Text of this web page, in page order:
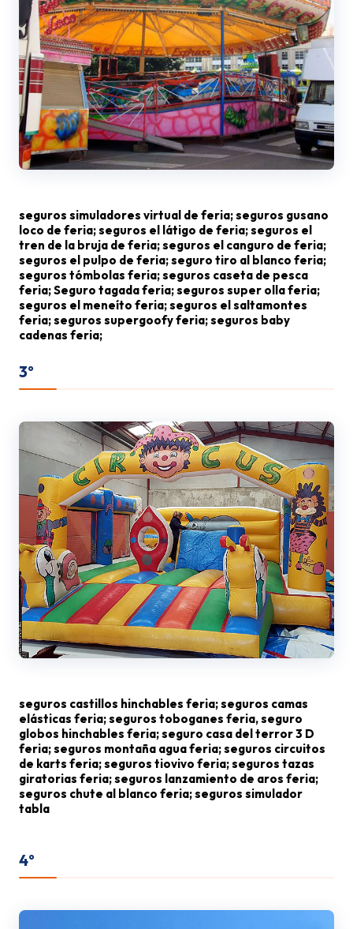
seguros simuladores virtual de feria; seguros gusano
loco de feria; seguros el látigo de feria; seguros el
tren de la bruja de feria; seguros el canguro de feria;
seguros el pulpo de feria; seguro tiro al blanco feria;
seguros tómbolas feria; seguros caseta de pesca
feria; Seguro tagada feria; seguros super olla feria;
seguros el meneíto feria; seguros el saltamontes
feria; seguros supergoofy feria; seguros baby
cadenas feria;
3º
seguros castillos hinchables feria; seguros camas
elásticas feria; seguros toboganes feria, seguro
globos hinchables feria; seguro casa del terror 3 D
feria; seguros montaña agua feria; seguros circuitos
de karts feria; seguros tiovivo feria; seguros tazas
giratorias feria; seguros lanzamiento de aros feria;
seguros chute al blanco feria; seguros simulador
tabla
4º